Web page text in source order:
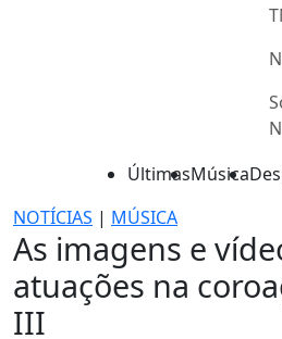
ÚltimasMúsica
NOTÍCIAS | MÚSICA
As imagens e
atuações na
III